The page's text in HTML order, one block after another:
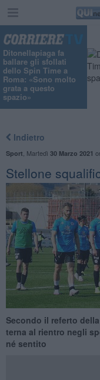
Ditonellapiaga fa
ballare gli sfollati
dello Spin Time a
Roma: «Sono molto
grata a questo
spazio»
Indietro
Sport Martedì 30 Marzo 2021
Stellone
Secondo il referto
terna al rientro negli
né sentito